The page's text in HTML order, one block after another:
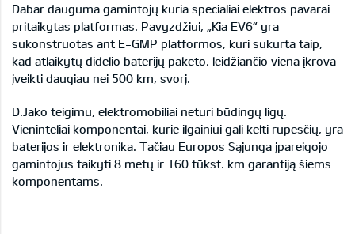
Dabar dauguma gamintojų kuria specialiai elektros pavarai
pritaikytas platformas. Pavyzdžiui, „Kia EV6“ yra
sukonstruotas ant E-GMP platformos, kuri sukurta taip,
kad atlaikytų didelio baterijų paketo, leidžiančio viena įkrova
įveikti daugiau nei 500 km, svorį.
D.Jako teigimu, elektromobiliai neturi būdingų ligų.
Vieninteliai komponentai, kurie ilgainiui gali kelti rūpesčių, yra
baterijos ir elektronika. Tačiau Europos Sąjunga įpareigojo
gamintojus taikyti 8 metų ir 160 tūkst. km garantiją šiems
komponentams.